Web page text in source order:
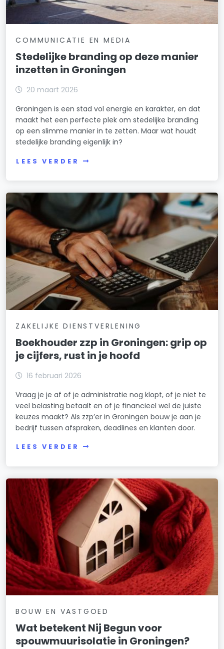
COMMUNICATIE EN MEDIA
Stedelijke branding op deze manier
inzetten in Groningen
20 maart 2026
Groningen is een stad vol energie en karakter, en dat
maakt het een perfecte plek om stedelijke branding
op een slimme manier in te zetten. Maar wat houdt
stedelijke branding eigenlijk in?
LEES VERDER
ZAKELIJKE DIENSTVERLENING
Boekhouder zzp in Groningen: grip op
je cijfers, rust in je hoofd
16 februari 2026
Vraag je je af of je administratie nog klopt, of je niet te
veel belasting betaalt en of je financieel wel de juiste
keuzes maakt? Als zzp’er in Groningen bouw je aan je
bedrijf tussen afspraken, deadlines en klanten door.
LEES VERDER
BOUW EN VASTGOED
Wat betekent Nij Begun voor
spouwmuurisolatie in Groningen?